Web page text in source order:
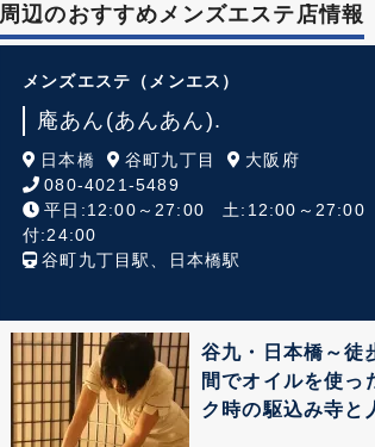
周辺のおすすめメンズエステ店情報
メンズエステ （メンエス）
庵あん(あんあん).
日本橋 谷町九丁目
大阪府
080-4021-5489
平日:12:00～27:00 土:12:00～27:00
付:24:00
谷町九丁目駅、日本橋駅
谷九・日本橋～徒
間でオイルを使っ
ク時の駆込み寺と